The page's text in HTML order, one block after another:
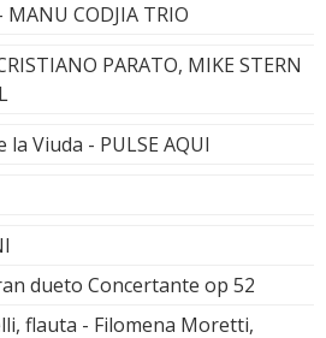
CODJIA TRIO
PARATO, MIKE STERN
la Viuda - PULSE AQUI
dueto Concertante op 52
flauta - Filomena Moretti,